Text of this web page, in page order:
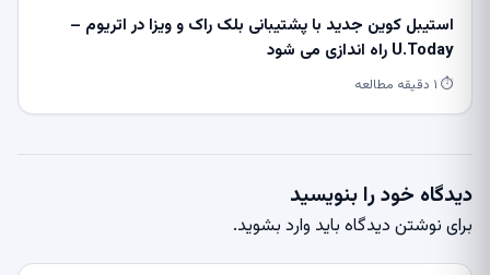
استیبل کوین جدید با پشتیبانی بلک راک و ویزا در اتریوم –
U.Today راه اندازی می شود
⏱ ۱ دقیقه مطالعه
دیدگاه خود را بنویسید
برای نوشتن دیدگاه باید وارد بشوید.